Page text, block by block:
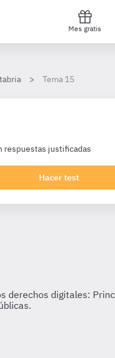
Mes gratis
Tema 15
respuestas justificadas
Hacer test